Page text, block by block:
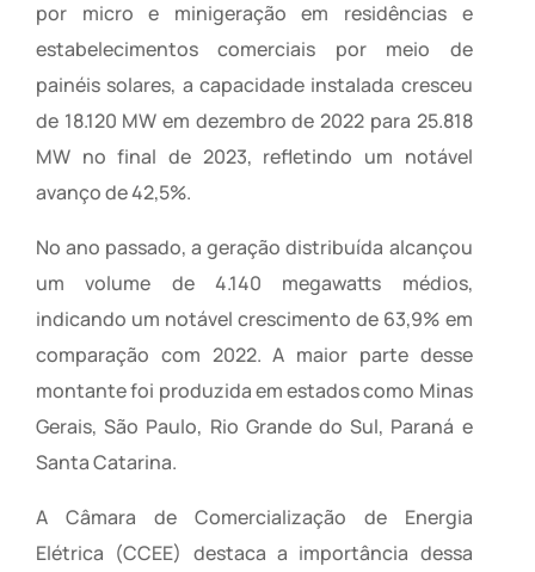
por micro e minigeração em residências e
estabelecimentos comerciais por meio de
painéis solares, a capacidade instalada cresceu
de 18.120 MW em dezembro de 2022 para 25.818
MW no final de 2023, refletindo um notável
avanço de 42,5%.
No ano passado, a geração distribuída alcançou
um volume de 4.140 megawatts médios,
indicando um notável crescimento de 63,9% em
comparação com 2022. A maior parte desse
montante foi produzida em estados como Minas
Gerais, São Paulo, Rio Grande do Sul, Paraná e
Santa Catarina.
A Câmara de Comercialização de Energia
Elétrica (CCEE) destaca a importância dessa